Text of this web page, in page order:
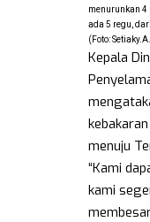
menurunkan 4
ada 5 regu,
(Foto:
Kepala
menuju
“Kami
kami